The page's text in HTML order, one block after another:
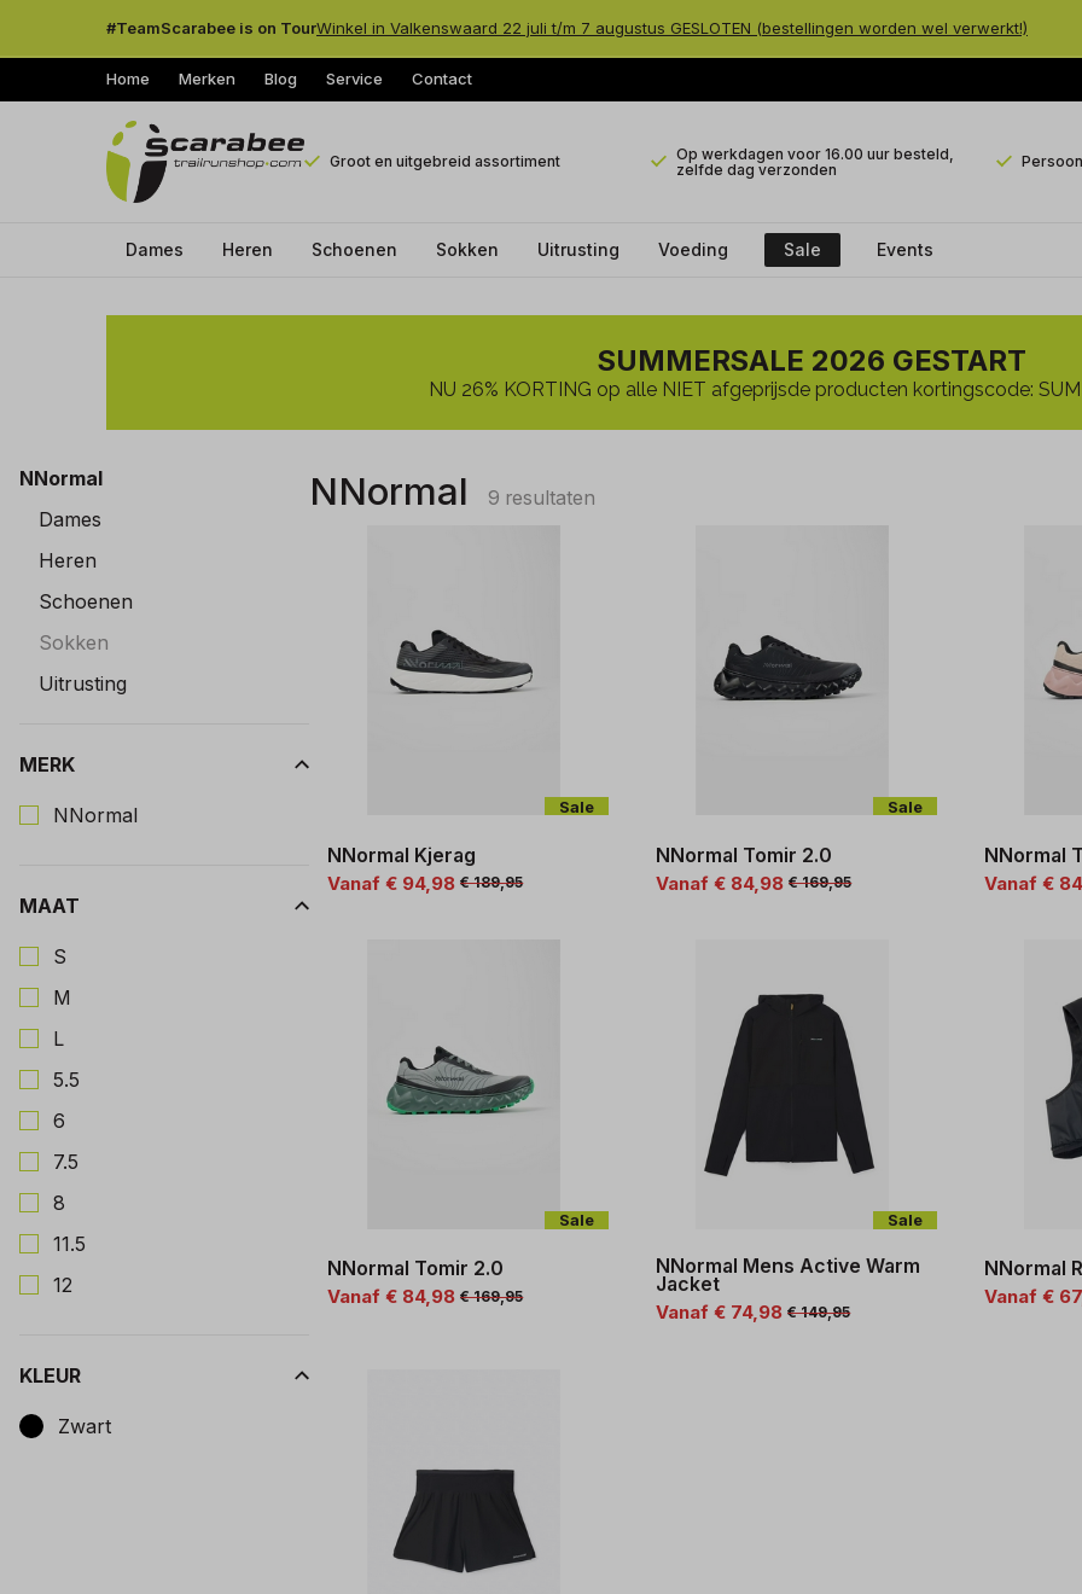
#TeamScarabee is on TourWinkel in Valkenswaard 22 juli t/m 7 augustus GESLOTEN (bestellingen worden wel verwerkt!)
Home Merken Blog Service Contact
Groot en uitgebreid assortiment
Op werkdagen voor 16.00 uur besteld,
zelfde dag verzonden
Dames Heren Schoenen Sokken Uitrusting Voeding Sale Events
NNormal
Trailrunshop
SUMMERSALE 2026 GESTART
NU 26% KORTING op alle NIET afgeprijsde producten kortingscode:
NNormal
Dames
Heren
Schoenen
Sokken
Uitrusting
MERK
NNormal
MAAT
S
M
L
5.5
6
7.5
8
11.5
12
KLEUR
Zwart
NNormal 9 resultaten
Sale
NNormal Kjerag
Vanaf € 94,98 € 189,95
Sale
NNormal Tomir 2.0
Vanaf € 84,98 € 169,95
NNormal
Vanaf €
Sale
NNormal Tomir 2.0
Vanaf € 84,98 € 169,95
Sale
NNormal Mens Active Warm
Jacket
Vanaf € 74,98 € 149,95
NNormal
Vanaf €